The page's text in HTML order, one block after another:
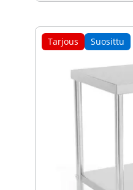
Tarjous Suosittu